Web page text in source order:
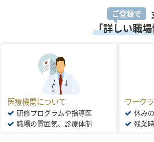
ご登録で
「詳しい職
医療機関について
研修プログラムや指導医
職場の雰囲気、診療体制
ワーク
休み
残業